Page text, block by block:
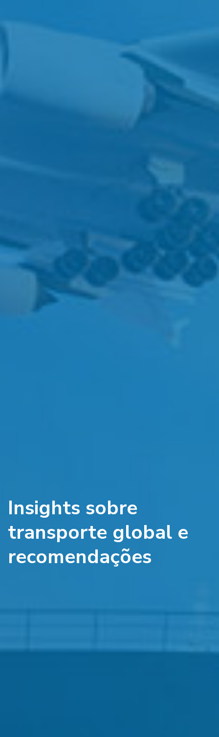
Insights sobre
transporte global e
recomendações